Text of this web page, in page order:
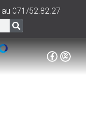
071/52.82.27